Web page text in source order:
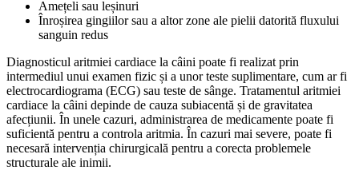
Amețeli sau leșinuri
Înroșirea gingiilor sau a altor zone ale pielii datorită fluxului
sanguin redus
Diagnosticul aritmiei cardiace la câini poate fi realizat prin
intermediul unui examen fizic și a unor teste suplimentare, cum ar fi
electrocardiograma (ECG) sau teste de sânge. Tratamentul aritmiei
cardiace la câini depinde de cauza subiacentă și de gravitatea
afecțiunii. În unele cazuri, administrarea de medicamente poate fi
suficientă pentru a controla aritmia. În cazuri mai severe, poate fi
necesară intervenția chirurgicală pentru a corecta problemele
structurale ale inimii.